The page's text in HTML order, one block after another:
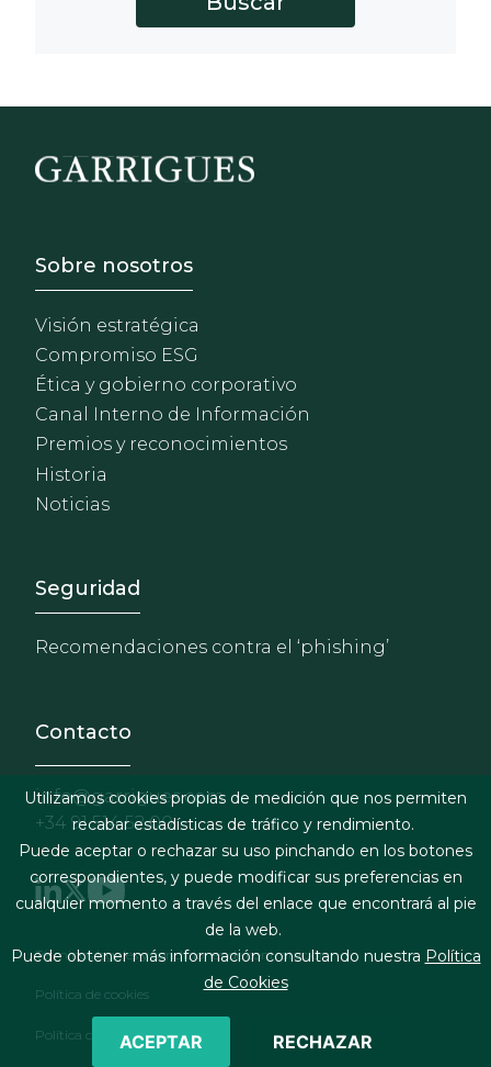
Footer - Sobre Nosotros
Sobre nosotros
Visión estratégica
Compromiso ESG
Ética y gobierno corporativo
Canal Interno de Información
Premios y reconocimientos
Historia
Noticias
Footer - Extranet y
Seguridad
Recomendaciones contra el ‘phishing’
Contacto
info@garrigues.com
+34 91 514 52 00
Footer menu
Términos legales y condiciones de contratación
Política de cookies
Política de privacidad
Utilizamos cookies propias de medición que nos permiten
recabar estadísticas de tráfico y rendimiento.
Puede aceptar o rechazar su uso pinchando en los botones
correspondientes, y puede modificar sus preferencias en
cualquier momento a través del enlace que encontrará al pie
de la web.
Puede obtener más información consultando nuestra Política
de Cookies
ACEPTAR RECHAZAR